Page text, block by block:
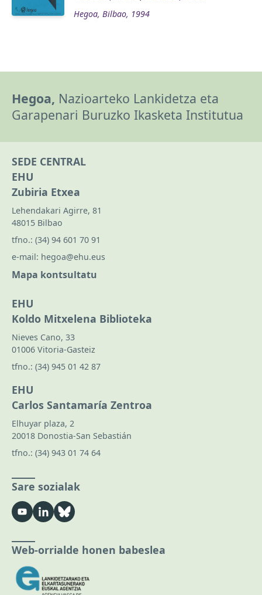
Hegoa, Bilbao, 1994
Hegoa, Nazioarteko Lankidetza eta
Garapenari Buruzko Ikasketa Institutua
SEDE CENTRAL
EHU
Zubiria Etxea
Lehendakari Agirre, 81
48015 Bilbao
tfno.: (34) 94 601 70 91
e-mail: hegoa@ehu.eus
Mapa kontsultatu
EHU
Koldo Mitxelena Biblioteka
Nieves Cano, 33
01006 Vitoria-Gasteiz
tfno.: (34) 945 01 42 87
EHU
Carlos Santamaría Zentroa
Elhuyar plaza, 2
20018 Donostia-San Sebastián
tfno.: (34) 943 01 74 64
Sare sozialak
Web-orrialde honen babeslea